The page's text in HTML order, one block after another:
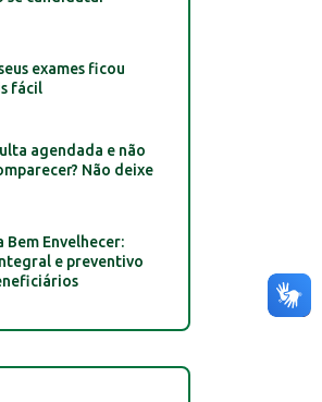
exames ficou
fácil
agendada e não
Não deixe
Bem Envelhecer:
e preventivo